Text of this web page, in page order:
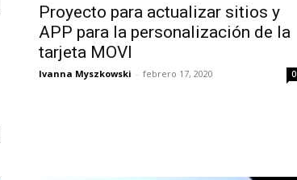
Proyecto para actualizar sitios y
APP para la personalización de la
tarjeta MOVI
Ivanna Myszkowski - febrero 17, 2020 0